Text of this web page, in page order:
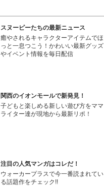
スヌーピーたちの最新ニュース
癒やされるキャラクターアイテムでほ
っと一息つこう！かわいい最新グッズ
やイベント情報を毎日配信
関西のイオンモールで新発見！
子どもと楽しめる新しい遊び方をママ
ライター達が現地から最新リポ！
注目の人気マンガはコレだ！
ウォーカープラスで今一番読まれてい
る話題作をチェック!!